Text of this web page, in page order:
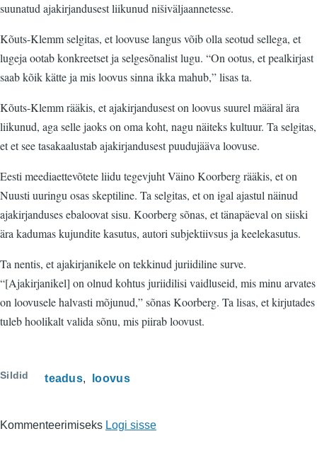
suunatud ajakirjandusest liikunud nišiväljaannetesse.
Kõuts-Klemm selgitas, et loovuse langus võib olla seotud sellega, et
lugeja ootab konkreetset ja selgesõnalist lugu. “On ootus, et pealkirjast
saab kõik kätte ja mis loovus sinna ikka mahub,” lisas ta.
Kõuts-Klemm rääkis, et ajakirjandusest on loovus suurel määral ära
liikunud, aga selle jaoks on oma koht, nagu näiteks kultuur. Ta selgitas,
et et see tasakaalustab ajakirjandusest puudujääva loovuse.
Eesti meediaettevõtete liidu tegevjuht Väino Koorberg rääkis, et on
Nuusti uuringu osas skeptiline. Ta selgitas, et on igal ajastul näinud
ajakirjanduses ebaloovat sisu. Koorberg sõnas, et tänapäeval on siiski
ära kadumas kujundite kasutus, autori subjektiivsus ja keelekasutus.
Ta nentis, et ajakirjanikele on tekkinud juriidiline surve.
“[Ajakirjanikel] on olnud kohtus juriidilisi vaidluseid, mis minu arvates
on loovusele halvasti mõjunud,” sõnas Koorberg. Ta lisas, et kirjutades
tuleb hoolikalt valida sõnu, mis piirab loovust.
Sildid teadus loovus
Kommenteerimiseks Logi sisse